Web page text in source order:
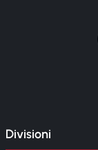
Divisioni